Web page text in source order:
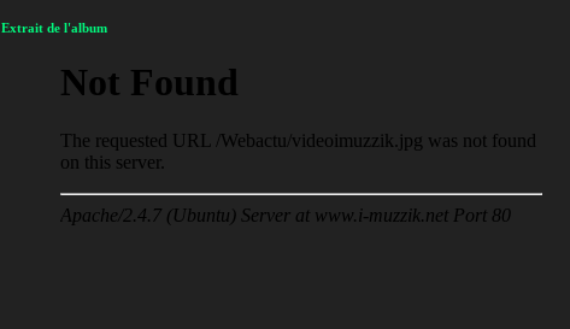
Extrait de l'album